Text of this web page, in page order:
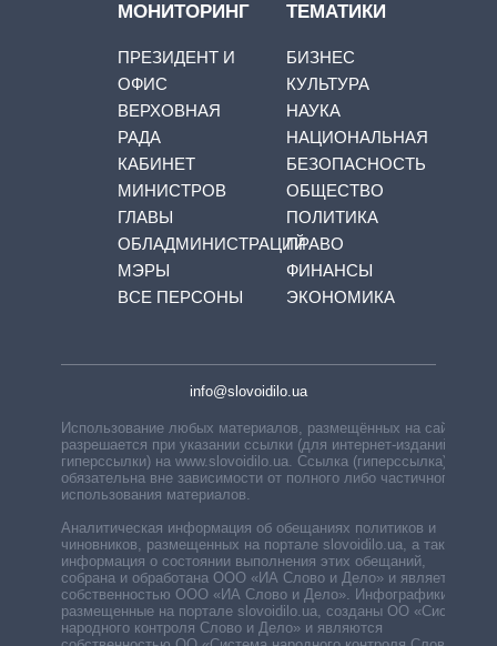
МОНИТОРИНГ
ПРЕЗИДЕНТ И
ОФИС
ВЕРХОВНАЯ
РАДА
КАБИНЕТ
МИНИСТРОВ
ГЛАВЫ
ОБЛАДМИНИСТРАЦИЙ
МЭРЫ
ВСЕ ПЕРСОНЫ
ТЕМАТИКИ
БИЗНЕС
КУЛЬТУРА
НАУКА
НАЦИОНАЛЬНАЯ
БЕЗОПАСНОСТЬ
ОБЩЕСТВО
ПОЛИТИКА
ПРАВО
ФИНАНСЫ
ЭКОНОМИКА
info@slovoidilo.ua
Использование любых материалов, размещённых на сайте,
разрешается при указании ссылки (для интернет-изданий —
гиперссылки) на www.slovoidilo.ua. Ссылка (гиперссылка)
обязательна вне зависимости от полного либо частичного
использования материалов.
Аналитическая информация об обещаниях политиков и
чиновников, размещенных на портале slovoidilo.ua, а также
информация о состоянии выполнения этих обещаний,
собрана и обработана ООО «ИА Слово и Дело» и является
собственностью ООО «ИА Слово и Дело». Инфографики,
размещенные на портале slovoidilo.ua, созданы ОО «Система
народного контроля Слово и Дело» и являются